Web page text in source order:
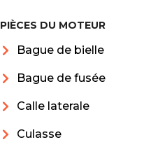
PIÈCES DU MOTEUR
Bague de bielle
Bague de fusée
Calle laterale
Culasse